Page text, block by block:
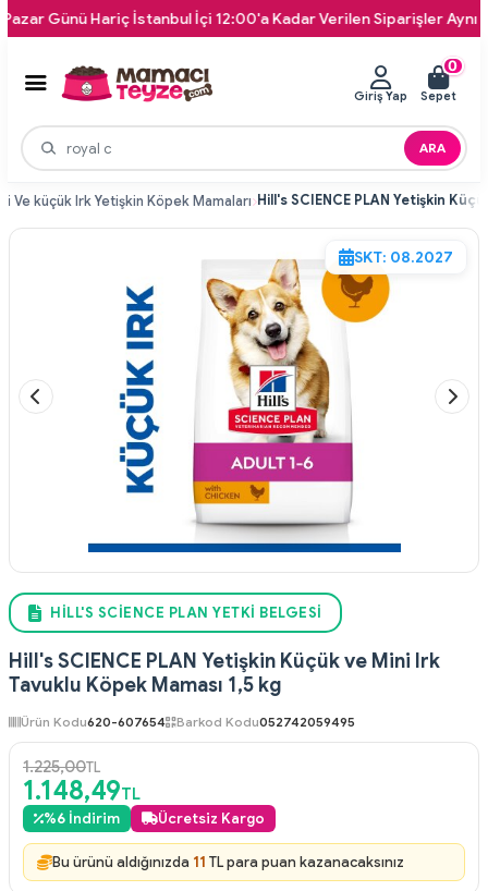
Hariç İstanbul İçi 12:00'a Kadar Verilen Siparişler Aynı Gün
ARA
Giriş Yap
0
Sepet
Ve küçük Irk Yetişkin Köpek Mamaları
SKT: 08.2027
HILL'S SCIENCE PLAN YETKI BELGESI
Hill's SCIENCE PLAN Yetişkin Küçük ve Mini Irk
Tavuklu Köpek Maması 1,5 kg
Ürün Kodu620-607654 Barkod Kodu052742059495
1.225,00TL
1.148,49TL
%6 İndirim Ücretsiz Kargo
Bu ürünü aldığınızda 11 TL para puan kazanacaksınız